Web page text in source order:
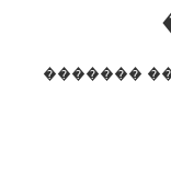
�������